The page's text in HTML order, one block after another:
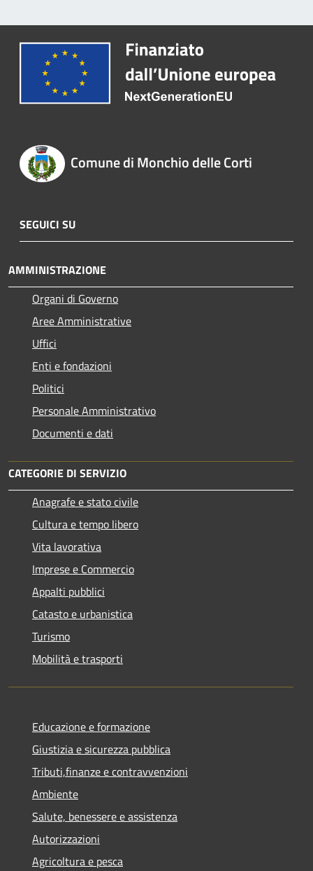
Comune di Monchio delle Corti
SEGUICI SU
AMMINISTRAZIONE
Organi di Governo
Aree Amministrative
Uffici
Enti e fondazioni
Politici
Personale Amministrativo
Documenti e dati
CATEGORIE DI SERVIZIO
Anagrafe e stato civile
Cultura e tempo libero
Vita lavorativa
Imprese e Commercio
Appalti pubblici
Catasto e urbanistica
Turismo
Mobilità e trasporti
Educazione e formazione
Giustizia e sicurezza pubblica
Tributi,finanze e contravvenzioni
Ambiente
Salute, benessere e assistenza
Autorizzazioni
Agricoltura e pesca